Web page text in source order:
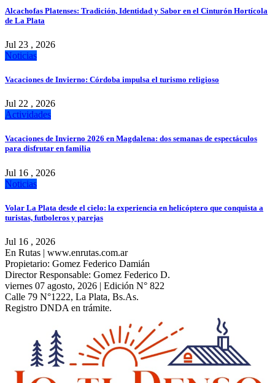
Alcachofas Platenses: Tradición, Identidad y Sabor en el Cinturón Hortícola
de La Plata
Jul 23 , 2026
Noticias
Vacaciones de Invierno: Córdoba impulsa el turismo religioso
Jul 22 , 2026
Actividades
Vacaciones de Invierno 2026 en Magdalena: dos semanas de espectáculos
para disfrutar en familia
Jul 16 , 2026
Noticias
Volar La Plata desde el cielo: la experiencia en helicóptero que conquista a
turistas, futboleros y parejas
Jul 16 , 2026
En Rutas | www.enrutas.com.ar
Propietario: Gomez Federico Damián
Director Responsable: Gomez Federico D.
viernes 07 agosto, 2026 | Edición N° 822
Calle 79 N°1222, La Plata, Bs.As.
Registro DNDA en trámite.